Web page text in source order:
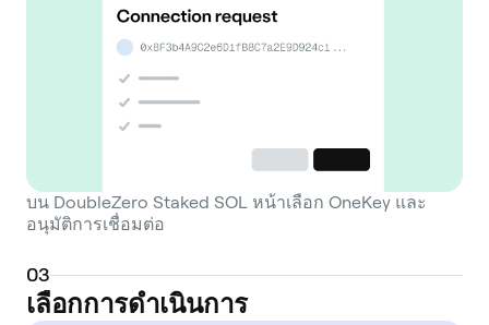
บน DoubleZero Staked SOL หน้าเลือก OneKey และ
อนุมัติการเชื่อมต่อ
03
เลือกการดำเนินการ